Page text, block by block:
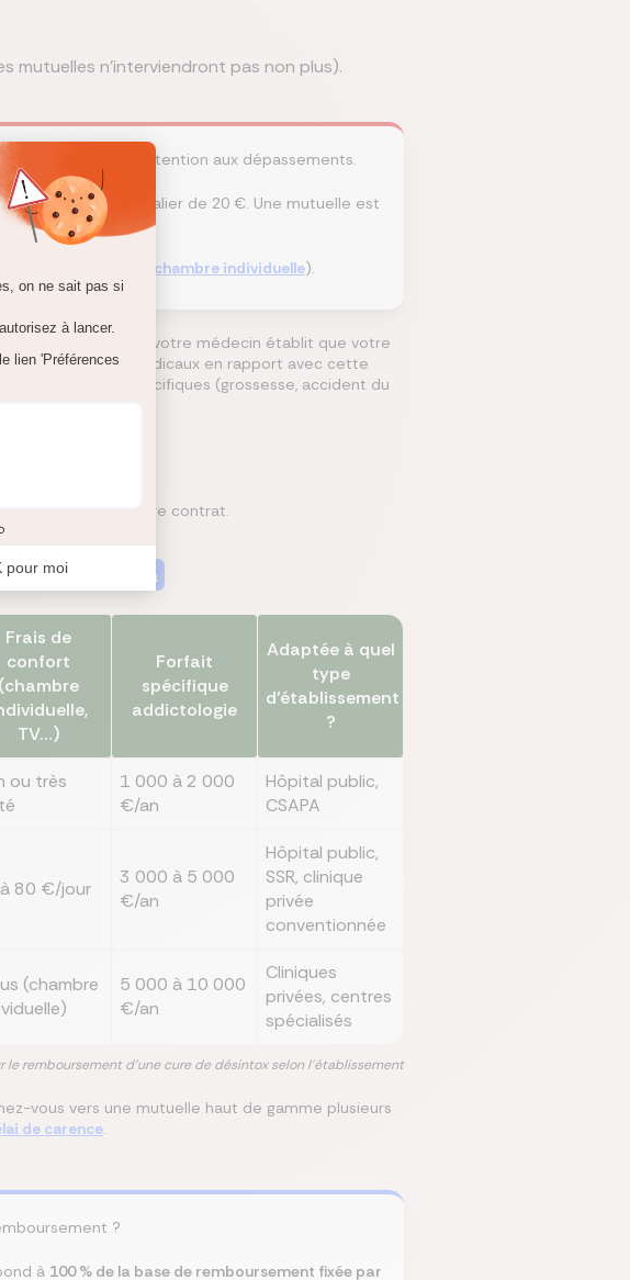
mutuelles n'interviendront pas non plus).
clinique privée, attention aux dépassements.
ni le forfait journalier de 20 €. Une mutuelle est
à charge
(tv, téléphone, chambre individuelle).
prise en charge. Si votre médecin établit que votre
100 % des frais médicaux en rapport avec cette
situations spécifiques (grossesse, accident du
garanties de votre contrat.
Frais de
confort
(chambre
TV…)
Forfait
spécifique
addictologie
Adaptée à quel
type
d’établissement
?
ou très
1 000 à 2 000
€/an
Hôpital public,
CSAPA
80 €/jour
3 000 à 5 000
€/an
Hôpital public,
SSR, clinique
privée
conventionnée
(chambre
5 000 à 10 000
€/an
Cliniques
privées, centres
spécialisés
remboursement d'une cure de désintox selon l'établissement
vous vers une mutuelle haut de gamme plusieurs
de carence.
?
à 100 % de la base de remboursement fixée par